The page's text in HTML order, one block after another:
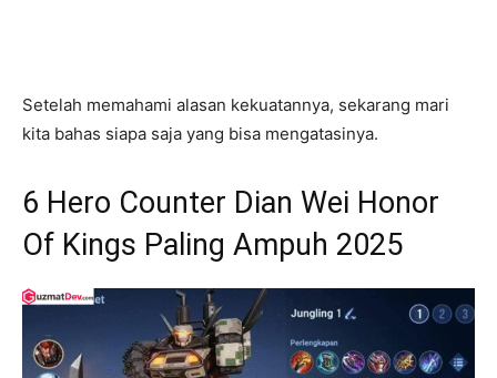
Setelah memahami alasan kekuatannya, sekarang mari
kita bahas siapa saja yang bisa mengatasinya.
6 Hero Counter Dian Wei Honor
Of Kings Paling Ampuh 2025